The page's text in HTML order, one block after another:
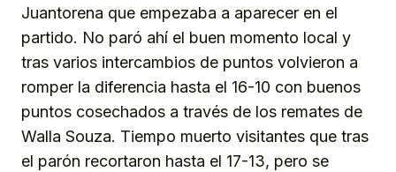
Juantorena que empezaba a aparecer en el
partido. No paró ahí el buen momento local y
tras varios intercambios de puntos volvieron a
romper la diferencia hasta el 16-10 con buenos
puntos cosechados a través de los remates de
Walla Souza. Tiempo muerto visitantes que tras
el parón recortaron hasta el 17-13, pero se